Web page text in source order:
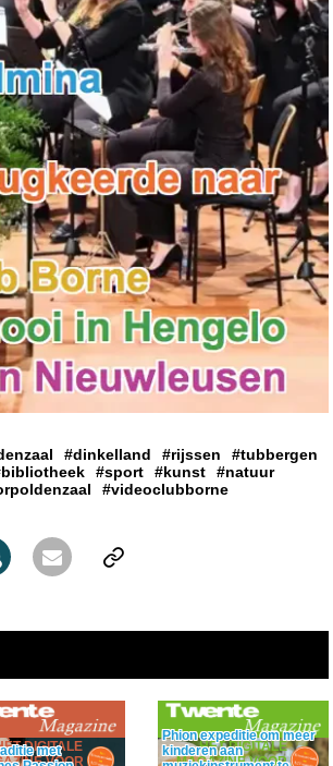
#dinkelland #rijssen
#tubbergen
#sport #kunst
#natuur
#videoclubborne
DIGITALE
VOOR DE
met
HÈT DIGITALE
MAGAZINE VOOR DE
Phion expeditie om meer
kinderen aan